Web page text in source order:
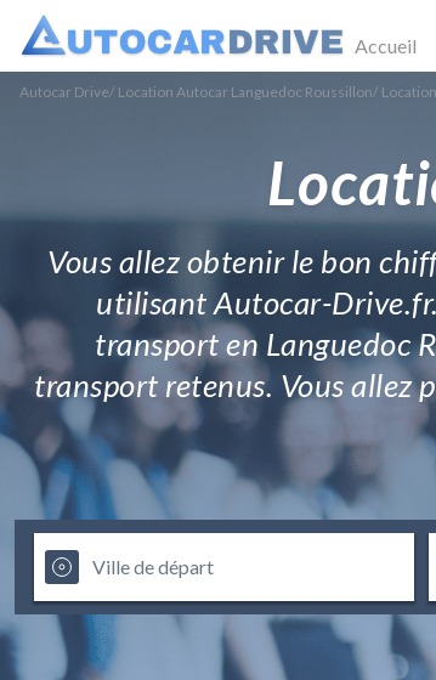
Accueil
Autocar Drive/ Location Autocar Languedoc Roussillon/
Vous allez obtenir le bon
utilisant Autocar-
transport en Languedoc
transport retenus. Vous allez